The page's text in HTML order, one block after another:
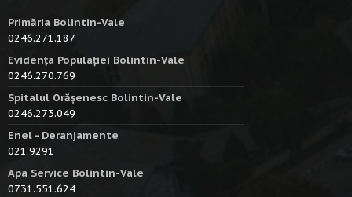
Primăria Bolintin-Vale
0246.271.187
Evidența Populației Bolintin-Vale
0246.270.769
Spitalul Orășenesc Bolintin-Vale
0246.273.049
Enel - Deranjamente
021.9291
Apa Service Bolintin-Vale
0731.551.624